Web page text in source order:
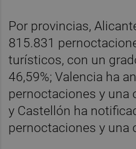
Por provincias,
815.831
turísticos, con un
46,59%; Valencia ha
pernoctaciones y una
y Castellón ha
pernoctaciones y una